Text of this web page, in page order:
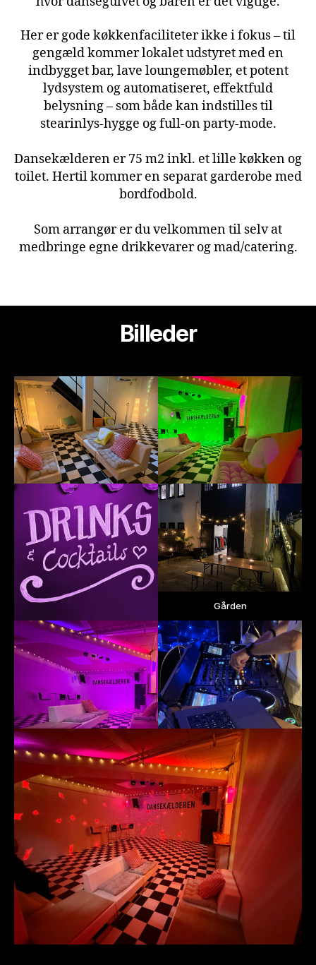
Her er gode køkkenfaciliteter ikke i fokus – til
gengæld kommer lokalet udstyret med en
indbygget bar, lave loungemøbler, et potent
lydsystem og automatiseret, effektfuld
belysning – som både kan indstilles til
stearinlys-hygge og full-on party-mode.
Dansekælderen er 75 m2 inkl. et lille køkken og
toilet. Hertil kommer en separat garderobe med
bordfodbold.
Som arrangør er du velkommen til selv at
medbringe egne drikkevarer og mad/catering.
Billeder
Gården